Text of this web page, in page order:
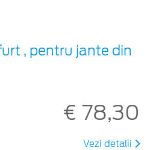
, pentru jante din
€ 78,30
Vezi detalii